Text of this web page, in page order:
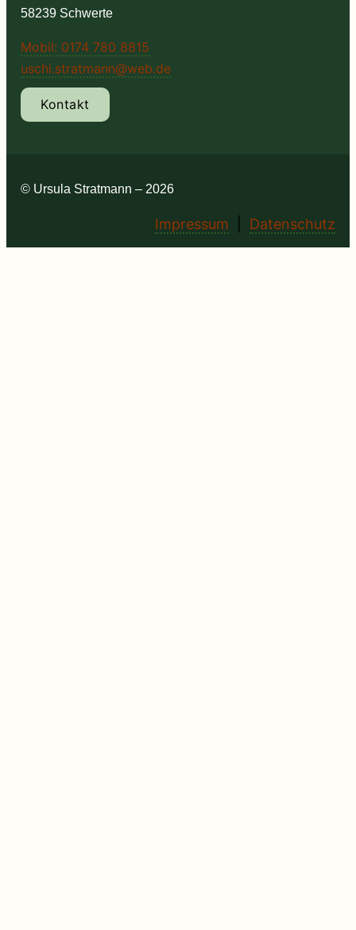
58239 Schwerte
Mobil: 0174 780 8815
uschi.stratmann@web.de
Kontakt
© Ursula Stratmann – 2026
Impressum Datenschutz